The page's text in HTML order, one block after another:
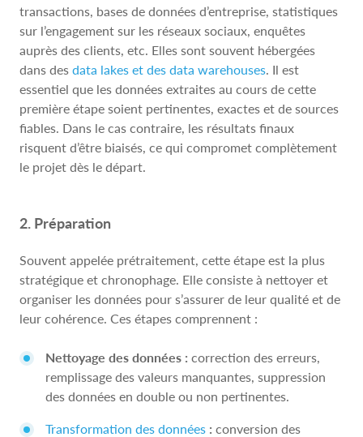
transactions, bases de données d’entreprise, statistiques
sur l’engagement sur les réseaux sociaux, enquêtes
auprès des clients, etc. Elles sont souvent hébergées
dans des data lakes et des data warehouses. Il est
essentiel que les données extraites au cours de cette
première étape soient pertinentes, exactes et de sources
fiables. Dans le cas contraire, les résultats finaux
risquent d’être biaisés, ce qui compromet complètement
le projet dès le départ.
2. Préparation
Souvent appelée prétraitement, cette étape est la plus
stratégique et chronophage. Elle consiste à nettoyer et
organiser les données pour s’assurer de leur qualité et de
leur cohérence. Ces étapes comprennent :
Nettoyage des données : correction des erreurs,
remplissage des valeurs manquantes, suppression
des données en double ou non pertinentes.
Transformation des données : conversion des